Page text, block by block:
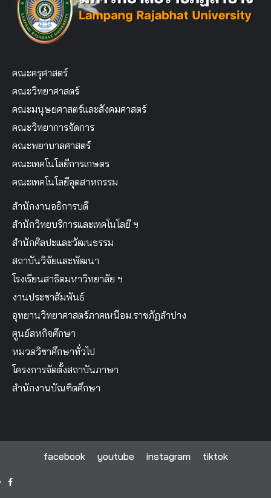
คณะครุศาสตร์
คณะวิทยาศาสตร์
คณะมนุษยศาสตร์และสังคมศาสตร์
คณะวิทยาการจัดการ
คณะพยาบาลศาสตร์
คณะเทคโนโลยีการเกษตร
คณะเทคโนโลยีอุตสาหกรรม
สำนักงานอธิการบดี
สำนักวิทยบริการและเทคโนโลยี ฯ
สำนักศิลปะและวัฒนธรรม
สถาบันวิจัยและพัฒนา
โรงเรียนสาธิตมหาวิทยาลัย ฯ
งานประชาสัมพันธ์
อุทยานวิทยาศาสตร์ภาคเหนือม.ราชภัฏลำปาง
ศูนย์สหกิจศึกษา
หมวดวิชาศึกษาทั่วไป
โครงการจัดตั้งสถาบันภาษา
สำนักงานบัณฑิตศึกษา
facebook youtube instagram tiktok
facebook